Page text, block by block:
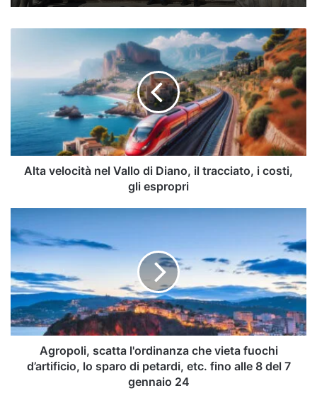
Vallo
Diano,
il
tracciato,
i
costi,Alta velocità nel Vallo di Diano, il tracciato, i costi,
gli espropri
scatta
l'ordinanza
che
vieta
fuochi
d’artificio,
lo
sparo
petardi,
Agropoli, scatta l'ordinanza che vieta fuochi
d’artificio, lo sparo di petardi, etc. fino alle 8 del 7
gennaio 24